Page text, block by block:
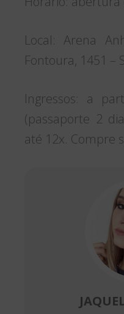
Local: Arena
Fontoura, 1451 –
Ingressos: a
(passaporte 2
até 12x. Compre